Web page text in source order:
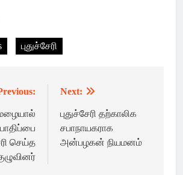
புதுச்சேரி
மழையால்
செய்த
Next:
புதுச்சேரி தற்காலிக
சபாநாயகராக
அன்பழகன் நியமனம்